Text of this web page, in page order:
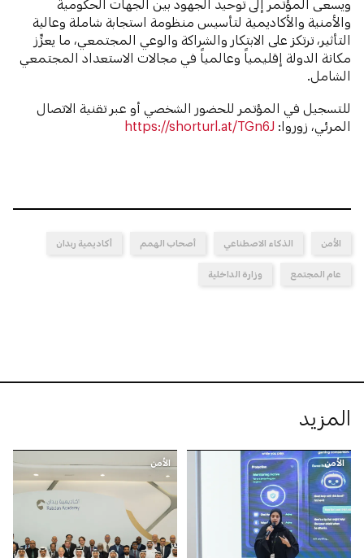
ويسعى المؤتمر إلى توحيد الجهود بين الجهات الحكومية
والأمنية والأكاديمية لتأسيس منظومة استجابة شاملة وعالية
التأثير، ترتكز على الابتكار والشراكة والوعي المجتمعي، ما يعزِّز
مكانة الدولة إقليمياً وعالمياً في مجالات الاستعداد المجتمعي
الشامل.
للتسجيل في المؤتمر للحضور الشخصي أو عبر تقنية الاتصال
المرئي، زوروا: https://shorturl.at/TGn6J
الأمن الذكاء الاصطناعي أصحاب الهمم أكاديمية ربدان
عام المجتمع وزارة الداخلية
المزيد
الأمن الأمن